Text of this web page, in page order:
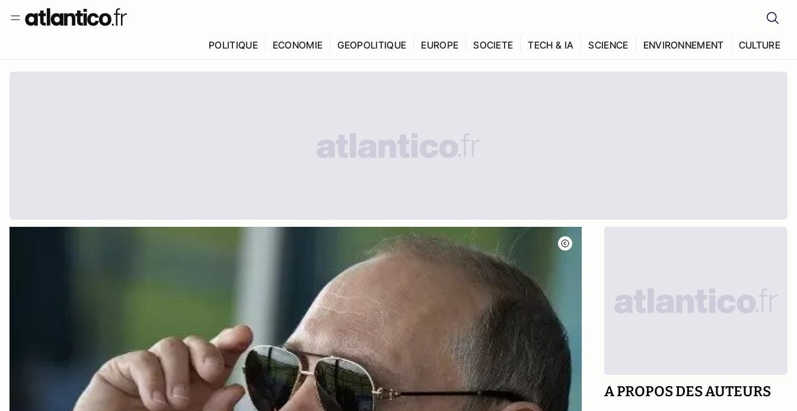
POLITIQUE ECONOMIE GEOPOLITIQUE EUROPE SOCIETE TECH & IA SCIENCE ENVIRONNEMENT CULTURE
A PROPOS DES AUTEURS